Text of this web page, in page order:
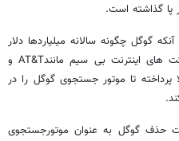
پا گذاشته است.
گوگل چگونه سالانه میلیاردها دلار
به تولیدکنندگان دستگاه مانند اپل، شرکت های اینترنت بی سیم مانندAT&T و
پرداخته تا موتور جستجوی گوگل را در
حذف گوگل به عنوان موتورجستجوی